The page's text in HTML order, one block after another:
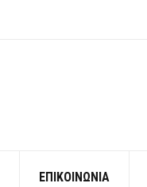
ΕΠΙΚΟΙΝΩΝΙΑ